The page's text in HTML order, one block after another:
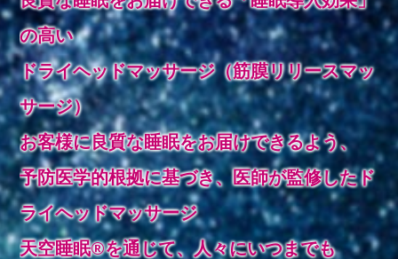
の高い
ドライヘッドマッサージ（筋膜リリースマッ
サージ）
お客様に良質な睡眠をお届けできるよう、
予防医学的根拠に基づき、医師が監修したド
ライヘッドマッサージ
天空睡眠®を通じて、人々にいつまでも